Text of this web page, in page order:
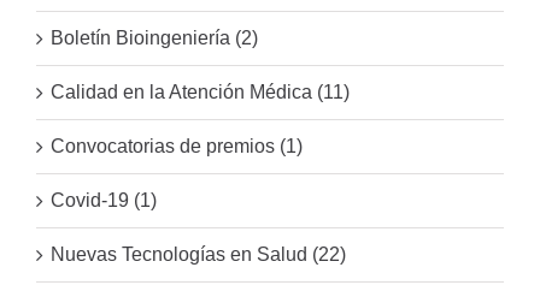
Boletín Bioingeniería (2)
Calidad en la Atención Médica (11)
Convocatorias de premios (1)
Covid-19 (1)
Nuevas Tecnologías en Salud (22)